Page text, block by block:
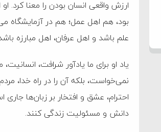
ارزش واقعی انسان بودن را معنا
بود، هم اهل عمل؛ هم در آزمایشگاه
علم باشد و اهل عرفان، اهل مبارزه
یاد او برای ما یادآور شرافت،
نمی‌خواست، بلکه آن را در راه خدا،
احترام، عشق و افتخار بر زبان‌ها
دانش و مسئولیت زندگی کنند.